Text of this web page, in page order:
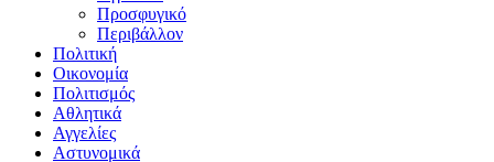
Προσφυγικό
Περιβάλλον
Πολιτική
Οικονομία
Πολιτισμός
Αθλητικά
Αγγελίες
Αστυνομικά